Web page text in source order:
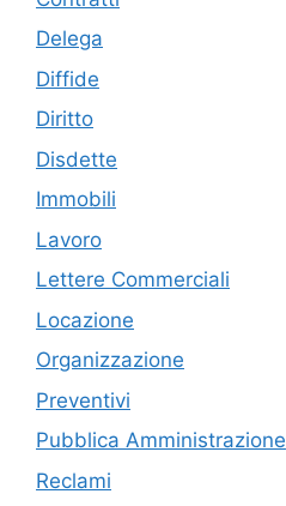
Delega
Diffide
Diritto
Disdette
Immobili
Lavoro
Lettere Commerciali
Locazione
Organizzazione
Preventivi
Pubblica Amministrazione
Reclami